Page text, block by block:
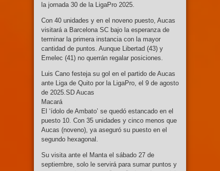
la jornada 30 de la LigaPro 2025.
Con 40 unidades y en el noveno puesto, Aucas
visitará a Barcelona SC bajo la esperanza de
terminar la primera instancia con la mayor
cantidad de puntos. Aunque Libertad (43) y
Emelec (41) no querrán regalar posiciones.
Luis Cano festeja su gol en el partido de Aucas
ante Liga de Quito por la LigaPro, el 9 de agosto
de 2025.SD Aucas
Macará
El ‘ídolo de Ambato’ se quedó estancado en el
puesto 10. Con 35 unidades y cinco menos que
Aucas (noveno), ya aseguró su puesto en el
segundo hexagonal.
Su visita ante el Manta el sábado 27 de
septiembre, solo le servirá para sumar puntos y